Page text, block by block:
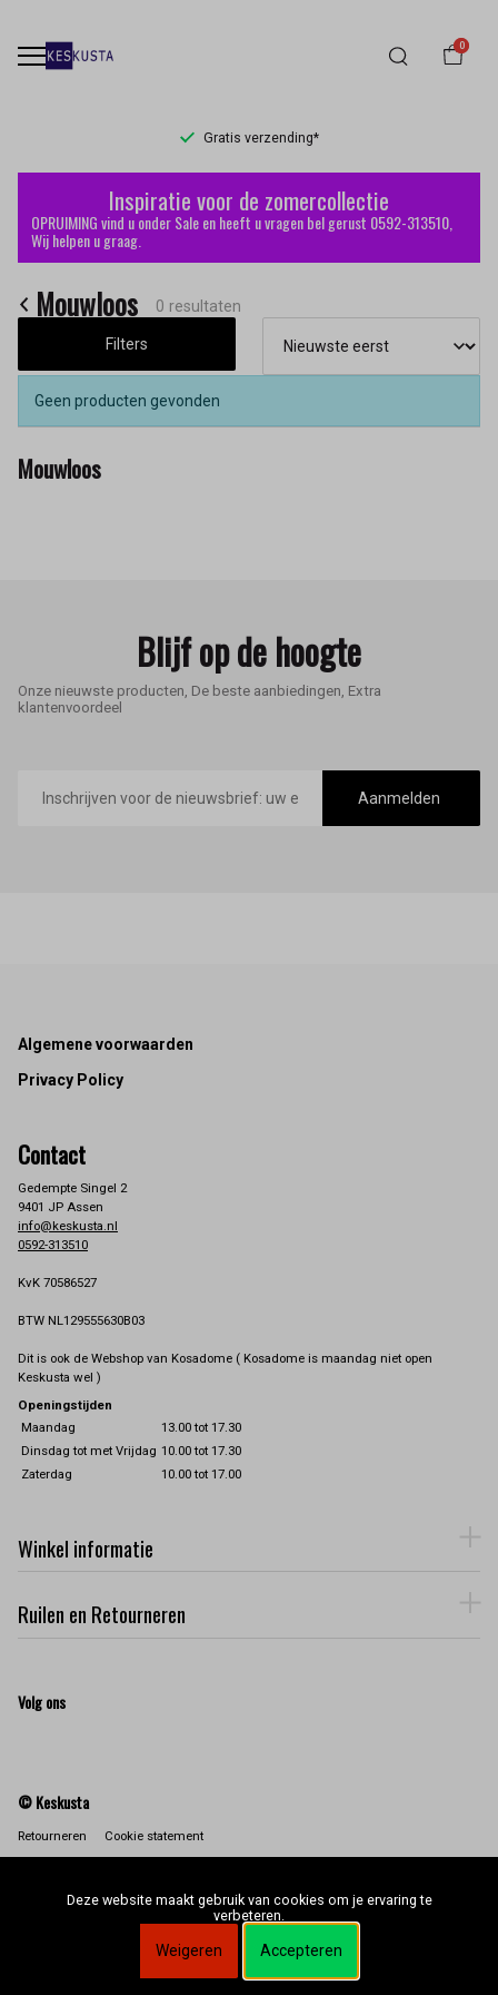
0
Gratis verzending*
Mouwloos
Keskusta
Inspiratie voor de zomercollectie
OPRUIMING vind u onder Sale en heeft u vragen bel gerust 0592-313510,
Wij helpen u graag.
Mouwloos 0 resultaten
Filters
Geen producten gevonden
Mouwloos
Blijf op de hoogte
Onze nieuwste producten, De beste aanbiedingen, Extra
klantenvoordeel
mailadres
Aanmelden
Footer
Algemene voorwaarden
Privacy Policy
Contact
Gedempte Singel 2
9401 JP Assen
info@keskusta.nl
0592-313510
KvK 70586527
BTW NL129555630B03
Dit is ook de Webshop van Kosadome ( Kosadome is maandag niet open
Keskusta wel )
Openingstijden
Maandag
13.00 tot 17.30
Dinsdag tot met Vrijdag 10.00 tot 17.30
Zaterdag
10.00 tot 17.00
Winkel informatie
Ruilen en Retourneren
Volg ons
© Keskusta
Retourneren Cookie statement
Deze website maakt gebruik van cookies om je ervaring te
verbeteren.
Weigeren Accepteren